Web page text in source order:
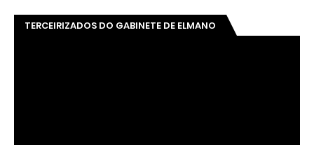
TERCEIRIZADOS DO GABINETE DE ELMANO